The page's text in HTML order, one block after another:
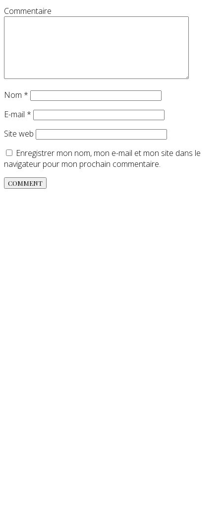
Commentaire
Nom *
E-mail *
Site web
Enregistrer mon nom, mon e-mail et mon site dans le
navigateur pour mon prochain commentaire.